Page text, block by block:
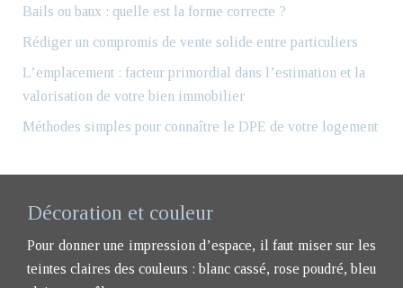
Bails ou baux : quelle est la forme correcte ?
Rédiger un compromis de vente solide entre particuliers
L’emplacement : facteur primordial dans l’estimation et la
valorisation de votre bien immobilier
Méthodes simples pour connaître le DPE de votre logement
Décoration et couleur
Pour donner une impression d’espace, il faut miser sur les
teintes claires des couleurs : blanc cassé, rose poudré, bleu